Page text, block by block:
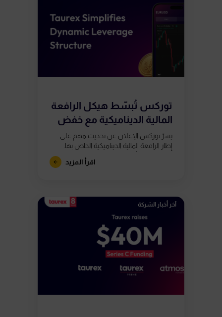
توركس تُبسّط هيكل الرافعة
المالية الديناميكية مع خفض
متطلبات الهامش...
يسرّ توركس الإعلان عن تحديث مهم على
إطار الرافعة المالية الديناميكية الخاص بها.
الجديد شرائح مبسطة تعتمد على...اقرأ المزيد
آخر أخبار الشركة